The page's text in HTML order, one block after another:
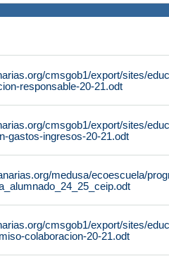
cmsgob1/export/sites/
responsable-20-21.odt
cmsgob1/export/sites/
gastos-ingresos-20-21.odt
medusa/ecoescuela/
cmsgob1/export/sites/
colaboracion-20-21.odt